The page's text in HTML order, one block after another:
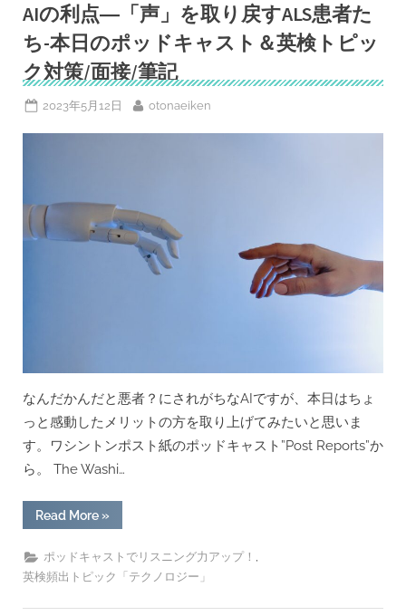
ル
ス」
に
関
す
る
お
す
す
キ
ス
ト”
AIの利点―「声」を取り戻すALS患者た
ち-本日のポッドキャスト＆英検トピッ
ク対策/面接/筆記
Posted
2023年5月12日 By
otonaeiken
なんだかんだと悪者？にされがちなAIですが、本日はちょ
っと感動したメリットの方を取り上げてみたいと思いま
す。ワシントンポスト紙のポッドキャスト”Post Reports”か
ら。 The Washi…
Read More“AI
の
点
―「声」
を
»
ポッドキャストでリスニング力アップ！
英検頻出トピック「テクノロジー」